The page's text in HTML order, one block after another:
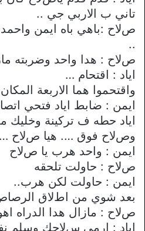
تاني ب اﻻربي جي ..
صﻻح :باهي باه ايمن واحمد
..
صﻻح : هدا واحد وضربته
اياد : اقتحام …
واقتحموا هما اﻻربعة
ايمن : ضابط اياد فتحي
اياد حطه ف تركينة وخليك
وصﻻح فوق …. هيا صﻻح …
ايمن : واحد هرب يا صﻻح
صﻻح : حاولت تلحقه
ايمن : حاولت لكن هرب..
بعد شوي من اطﻻق
صﻻح : مازال هدا الدراه
اياد : ارمي سﻻحك وسلم